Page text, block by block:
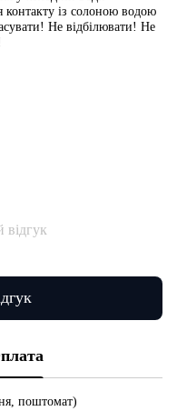
контакту із солоною водою
Не відбілювати! Не
поштомат)